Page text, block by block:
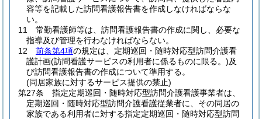
容等を記載した訪問看護報告書を作成しなければならな
い。
11
常勤看護師等は、訪問看護報告書の作成に関し、必要な
指導及び管理を行わなければならない。
12
前条第4項の規定は、定期巡回・随時対応型訪問介護看
護計画(訪問看護サービスの利用者に係るものに限る。)及
び訪問看護報告書の作成について準用する。
(同居家族に対するサービス提供の禁止)
第27条
指定定期巡回・随時対応型訪問介護看護事業者は、
定期巡回・随時対応型訪問介護看護従業者に、その同居の
家族である利用者に対する指定定期巡回・随時対応型訪問